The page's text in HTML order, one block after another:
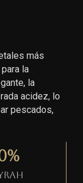
más
la
la
acidez, lo
pescados,
%